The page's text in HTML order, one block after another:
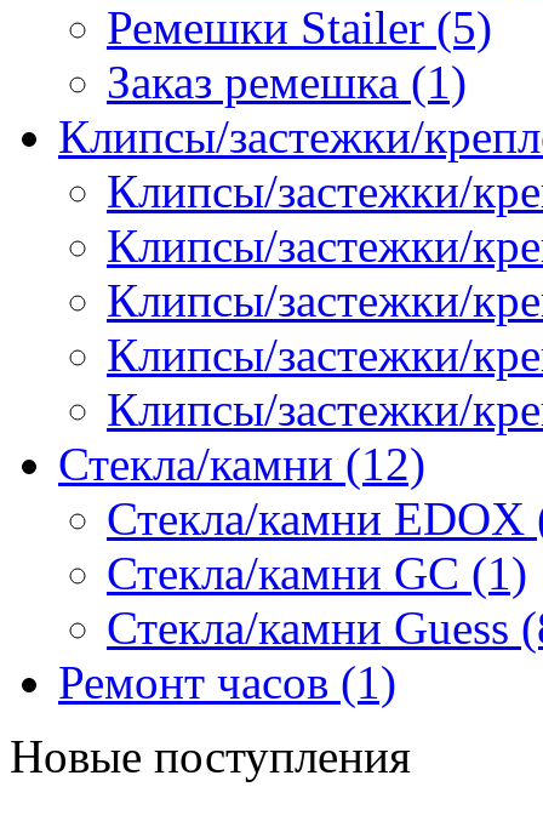
Ремешки Stailer (5)
Заказ ремешка (1)
Клипсы/застежки/
Клипсы/застежки/
Клипсы/застежки/
Клипсы/застежки/
Клипсы/застежки/
Клипсы/застежки/
Стекла/камни (12)
Стекла/камни EDOX
Стекла/камни GC (1)
Стекла/камни Guess
Ремонт часов (1)
Новые поступления